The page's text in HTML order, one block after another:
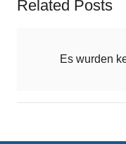
Related Posts
Es wurden